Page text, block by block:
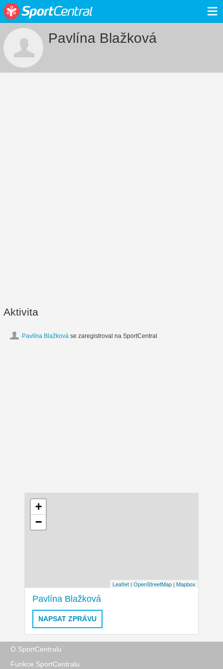
≡
Pavlína Blažková
Aktivita
Pavlína Blažková se zaregistroval na SportCentral
+
−
Leaflet | OpenStreetMap | Mapbox
Pavlína Blažková
NAPSAT ZPRÁVU
O SportCentralu
Funkce SportCentralu